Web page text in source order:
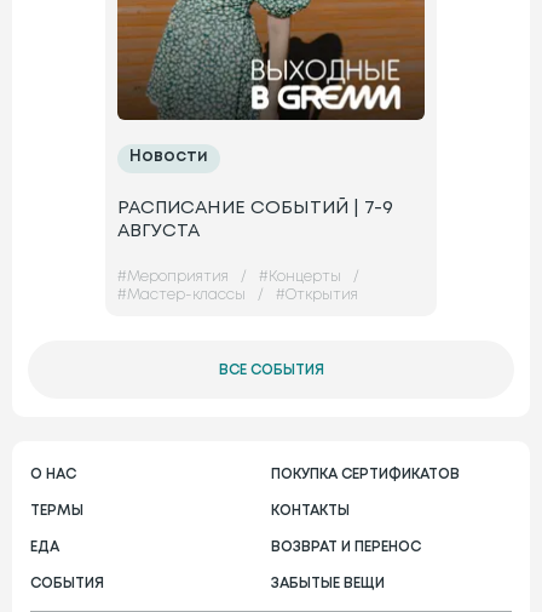
ВСЕ СОБЫТИЯ
Новости
РАСПИСАНИЕ СОБЫТИЙ | 7-9
АВГУСТА
#Мероприятия / # Концерты
/
#Мастер-классы / #Открытия
О НАС
ТЕРМЫ
ЕДА
СОБЫТИЯ
ПОКУПКА СЕРТИФИКАТОВ
КОНТАКТЫ
ВОЗВРАТ И ПЕРЕНОС
ЗАБЫТЫЕ ВЕЩИ